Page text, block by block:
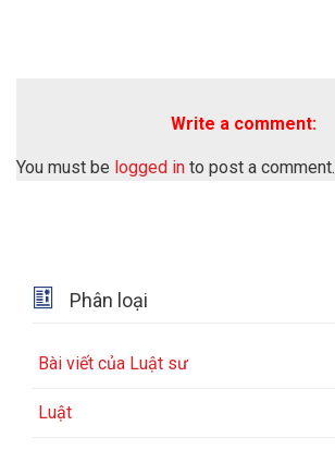
Write a comment:
You must be logged in to post a comment.
 Phân loại
Bài viết của Luật sư
Luật